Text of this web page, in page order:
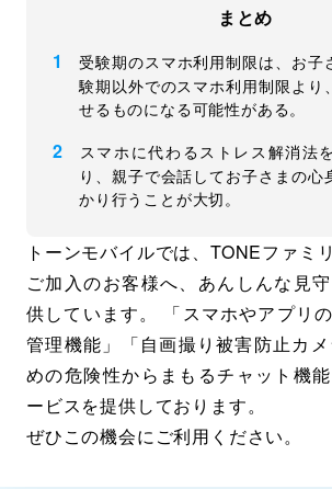
まとめ
受験期のスマホ利用制限は、お子
験期以外でのスマホ利用制限より
せるものになる可能性がある。
スマホに代わるストレス解消法
り、親子で会話してお子さまの心
かり行うことが大切。
トーンモバイルでは、TONEファミ
ご加入のお客様へ、あんしんな見
供しています。 「スマホやアプリ
管理機能」「自画撮り被害防止カ
めの危険性からまもるチャット機
ービスを提供しております。
ぜひこの機会にご利用ください。